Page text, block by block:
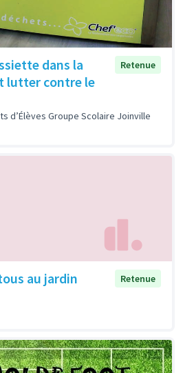
dans la
lutter contre le
Retenue
d’Élèves Groupe Scolaire Joinville
au jardin
Retenue